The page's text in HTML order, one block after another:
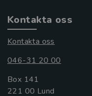
Kontakta oss
Kontakta oss
046-31 20 00
Box 141
221 00 Lund